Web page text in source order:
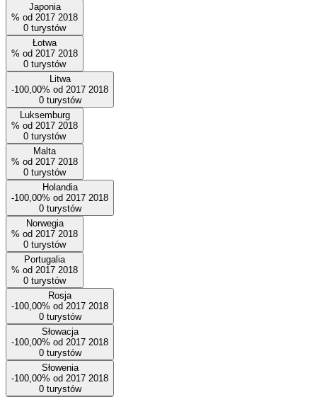
Japonia
% od 2017 2018
0 turystów
Łotwa
% od 2017 2018
0 turystów
Litwa
-100,00% od 2017 2018
0 turystów
Luksemburg
% od 2017 2018
0 turystów
Malta
% od 2017 2018
0 turystów
Holandia
-100,00% od 2017 2018
0 turystów
Norwegia
% od 2017 2018
0 turystów
Portugalia
% od 2017 2018
0 turystów
Rosja
-100,00% od 2017 2018
0 turystów
Słowacja
-100,00% od 2017 2018
0 turystów
Słowenia
-100,00% od 2017 2018
0 turystów